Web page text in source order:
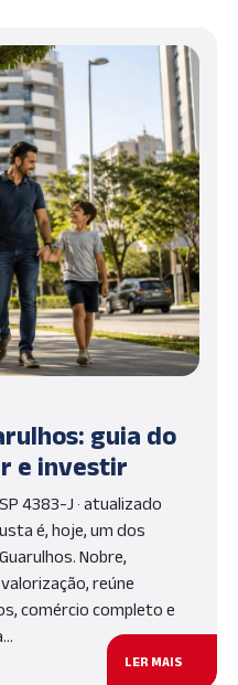
guia do
e investir
4383-J · atualizado
é, hoje, um dos
Nobre,
reúne
comércio completo e
LER MAIS